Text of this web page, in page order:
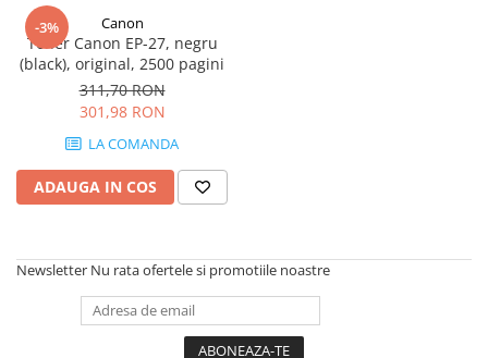
Imprimante matriciale
Accesorii imprimante
Accesorii multifunctionale
Piese schimb
Plottere
Consumabile imprimanta
Tonere
Capete imprimare
Cartuse inkjet si cerneala
-3% Canon
Toner Canon EP-27, negru
(black), original, 2500 pagini
311,70 RON
301,98 RON
LA COMANDA
ADAUGA IN COS
Newsletter Nu rata ofertele si promotiile noastre